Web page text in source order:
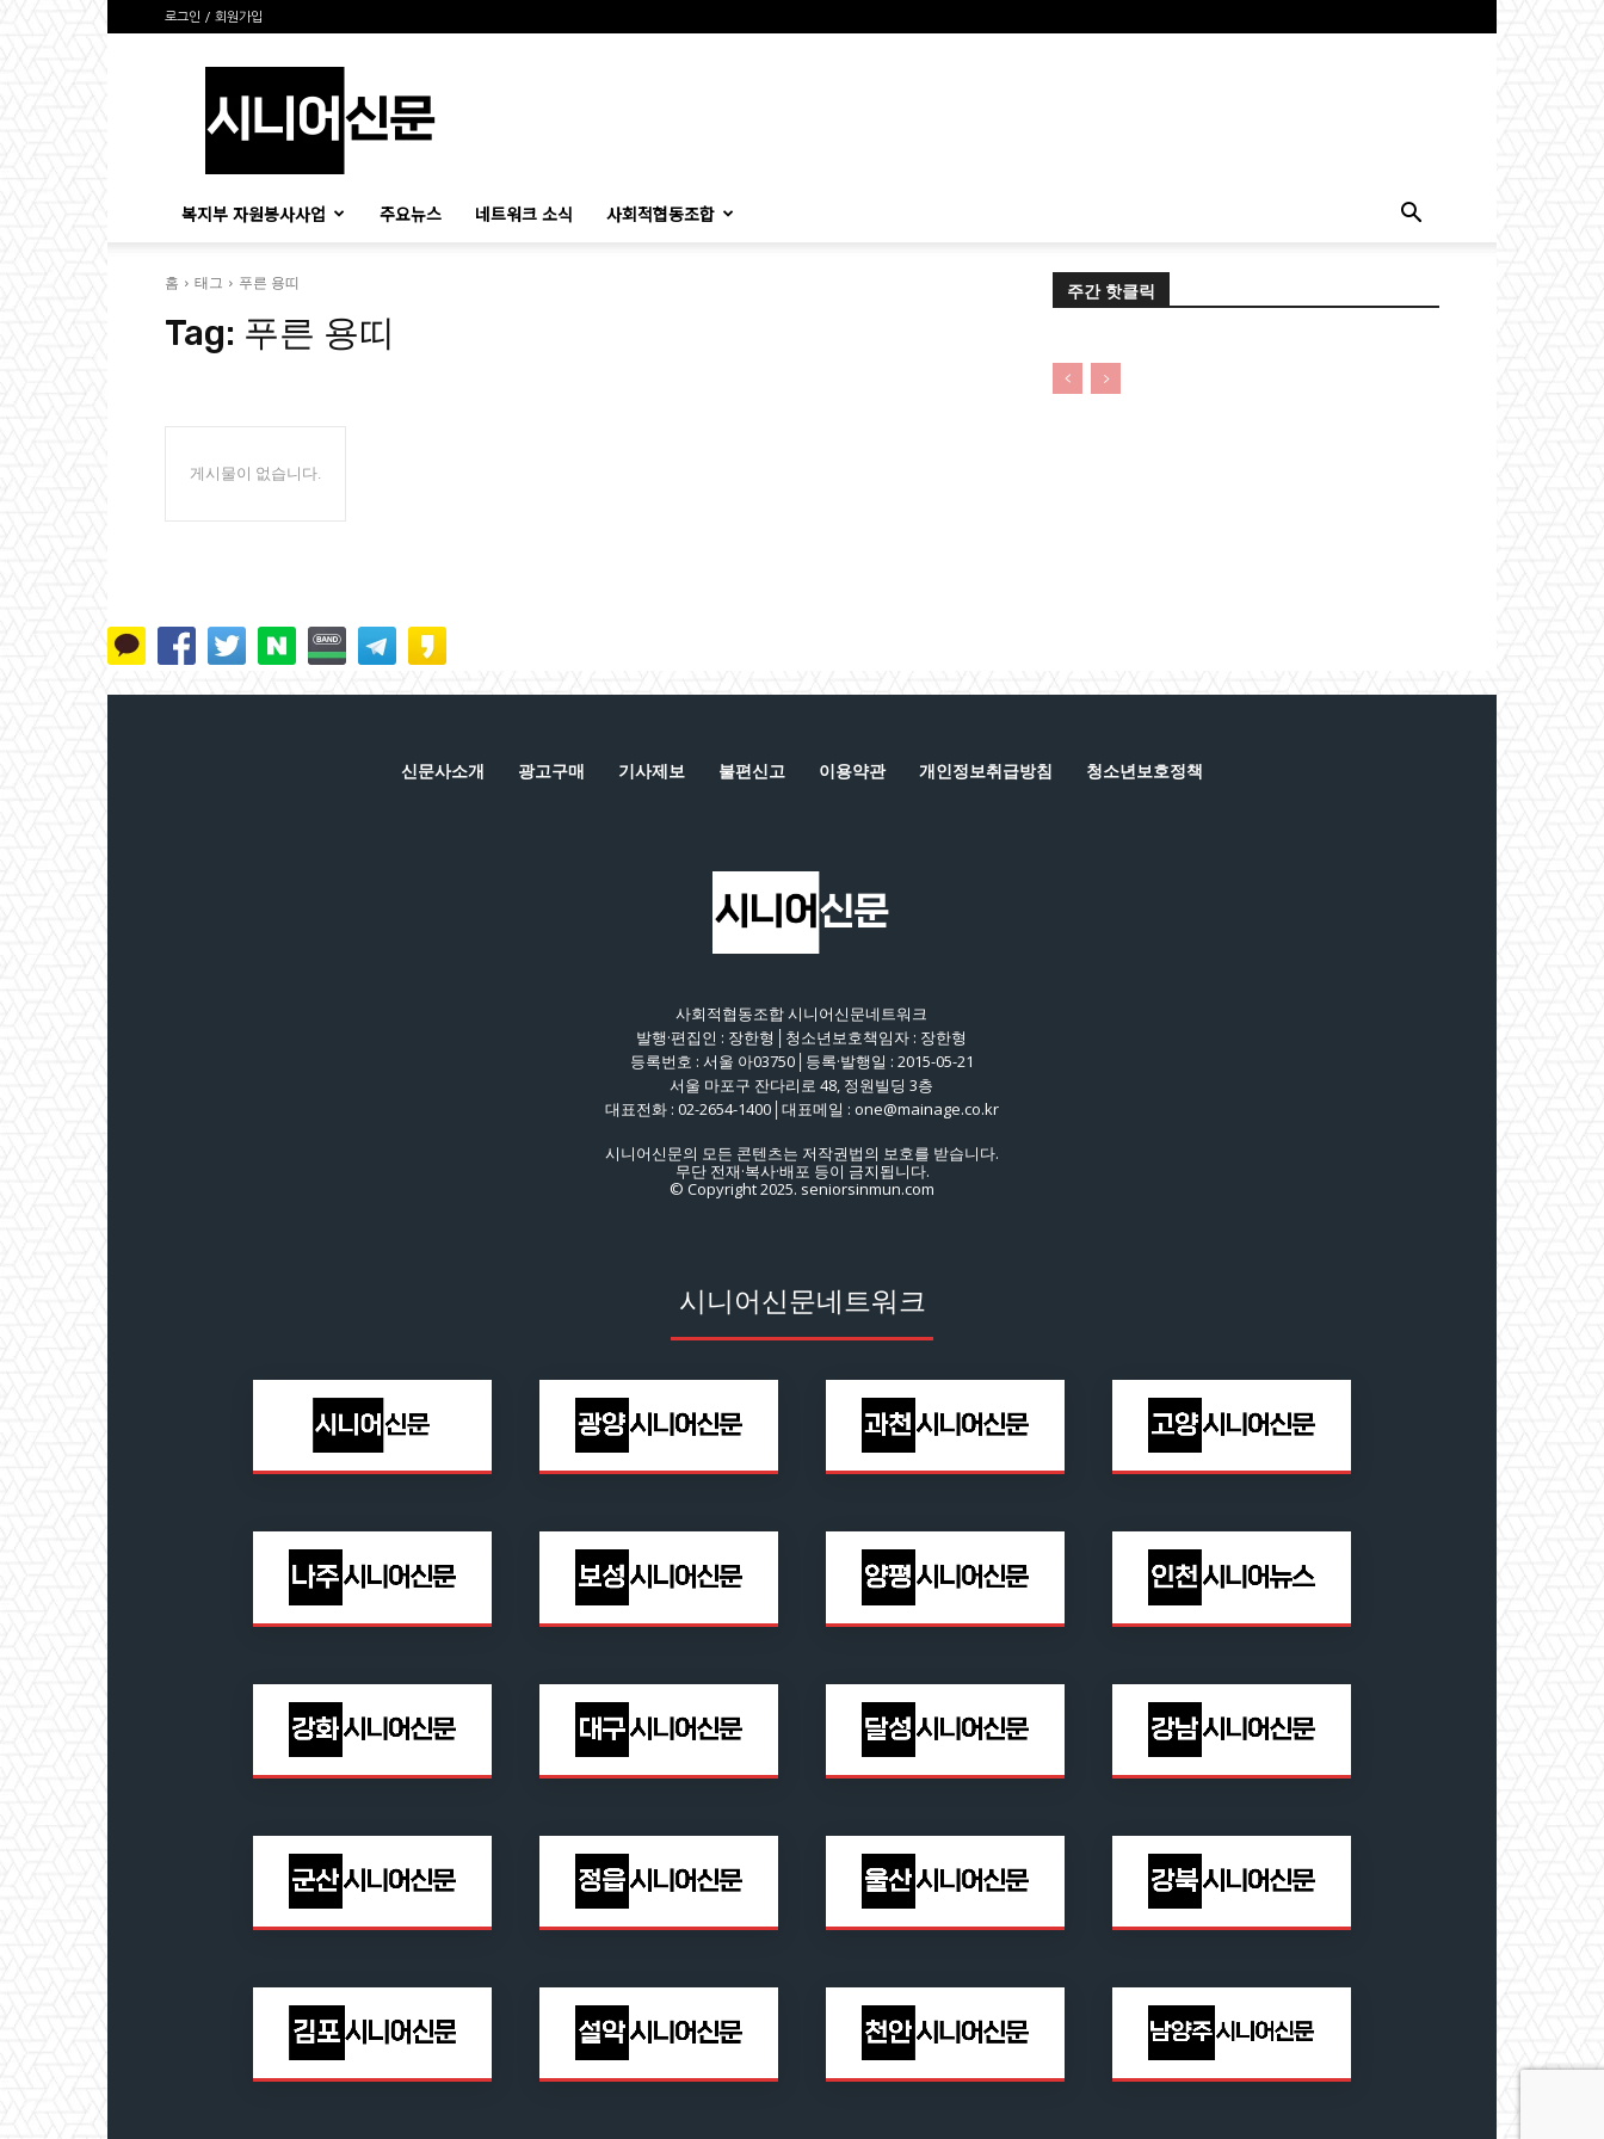
로그인 / 회원가입
니
어
복지부 자원봉사사업 주요뉴스 네트워크 소식 사회적협동조합
홈 태그 푸른 용띠
Tag: 푸른 용띠
게시물이 없습니다.
주간 핫클릭
신문사소개 광고구매 기사제보 불편신고 이용약관 개인정보취급방침 청소년보호정책
사회적협동조합 시니어신문네트워크
발행·편집인 : 장한형│청소년보호책임자 : 장한형
등록번호 : 서울 아03750│등록·발행일 : 2015-05-21
서울 마포구 잔다리로 48, 정원빌딩 3층
대표전화 : 02-2654-1400│대표메일 : one@mainage.co.kr
시니어신문의 모든 콘텐츠는 저작권법의 보호를 받습니다.
무단 전재·복사·배포 등이 금지됩니다.
© Copyright 2025. seniorsinmun.com
시니어신문네트워크